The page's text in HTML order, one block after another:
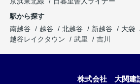
駅から探す
南越谷
越谷 北越谷 新越谷 大袋
越谷レイクタウン
武里 吉川
株式会社 大関建